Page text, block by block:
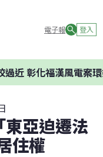
電子報 登入
化福漢風電案環委建
亞迫遷法
住權